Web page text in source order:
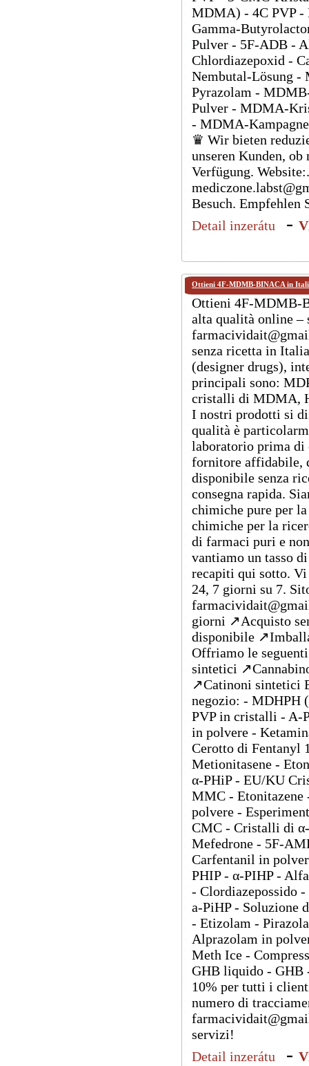
MDMA) - 4C PVP -
Gamma-
Pulver - 5F-ADB -
Chlordiazepoxid -
Nembutal-Lösung -
Pyrazolam -
Pulver - MDMA-
- MDMA-
♛ Wir bieten
unseren Kunden, ob
Verfügung.
Besuch. Empfehlen
Detail inzerátu
-
Ottieni 4F-MDMB-BINACA in
Ottieni 4F-MDMB-
alta qualità online
senza ricetta in
(designer drugs),
principali sono:
cristalli di MDMA,
I nostri prodotti si
qualità è
laboratorio prima di
fornitore affidabile,
disponibile senza
consegna rapida.
chimiche pure per
chimiche per la
di farmaci puri e
vantiamo un tasso
recapiti qui sotto.
24, 7 giorni su 7.
giorni ↗️Acquisto
disponibile
Offriamo le
sintetici
↗️Catinoni sintetici
negozio: - MDHPH
PVP in cristalli - A-
in polvere -
Cerotto di Fentanyl
Metionitasene -
α-PHiP - EU/KU
MMC -
polvere -
CMC - Cristalli di
Mefedrone - 5F-
Carfentanil in
PHIP - α-PIHP -
- Clordiazepossido
a-PiHP - Soluzione
- Etizolam -
Alprazolam in
Meth Ice -
GHB liquido - GHB
10% per tutti i
numero di
servizi!
Detail inzerátu
-